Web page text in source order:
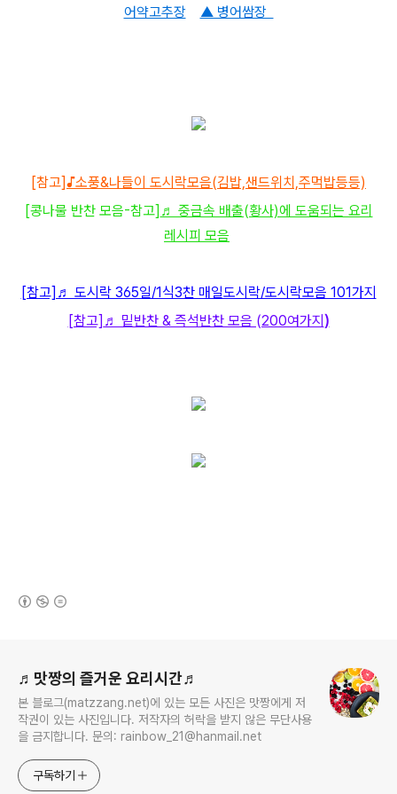
어약고추장
▲ 병어쌈장
[참고]♪소풍&나들이 도시락모음(김밥,샌드위치,주먹밥등등)
[콩나물 반찬 모음-참고] ♬ 중금속 배출(황사)에 도움되는 요리
레시피 모음
[참고]♬ 도시락 365일/1식3찬 매일도시락/도시락모음 101가지
[참고] ♬ 밑반찬 & 즉석반찬 모음 (200여가지 )
♬맛짱의 즐거운 요리시간♬
본 블로그(matzzang.net)에 있는 모든 사진은 맛짱에게 저
작권이 있는 사진입니다. 저작자의 허락을 받지 않은 무단사용
을 금지합니다. 문의: rainbow_21@hanmail.net
구독하기